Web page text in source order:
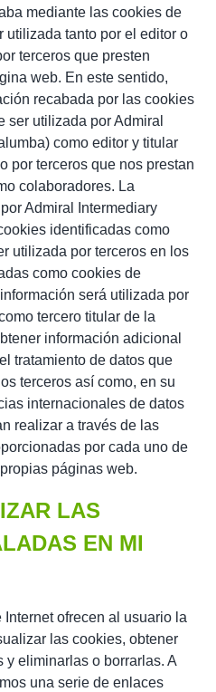
mediante las cookies de
utilizada tanto por el editor o
terceros que presten
web. En este sentido,
recabada por las cookies
ser utilizada por Admiral
como editor y titular
por terceros que nos prestan
colaboradores. La
Admiral Intermediary
identificadas como
utilizada por terceros en los
como cookies de
será utilizada por
tercero titular de la
información adicional
tratamiento de datos que
terceros así como, en su
internacionales de datos
realizar a través de las
por cada uno de
páginas web.
LAS
EN MI
ofrecen al usuario la
las cookies, obtener
y eliminarlas o borrarlas. A
una serie de enlaces